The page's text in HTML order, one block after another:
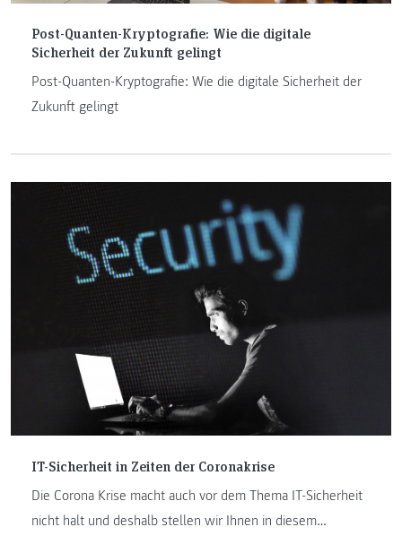
Post-Quanten-Kryptografie: Wie die digitale
Sicherheit der Zukunft gelingt
Post-Quanten-Kryptografie: Wie die digitale Sicherheit der
Zukunft gelingt
IT-Sicherheit in Zeiten der Coronakrise
Die Corona Krise macht auch vor dem Thema IT-Sicherheit
nicht halt und deshalb stellen wir Ihnen in diesem